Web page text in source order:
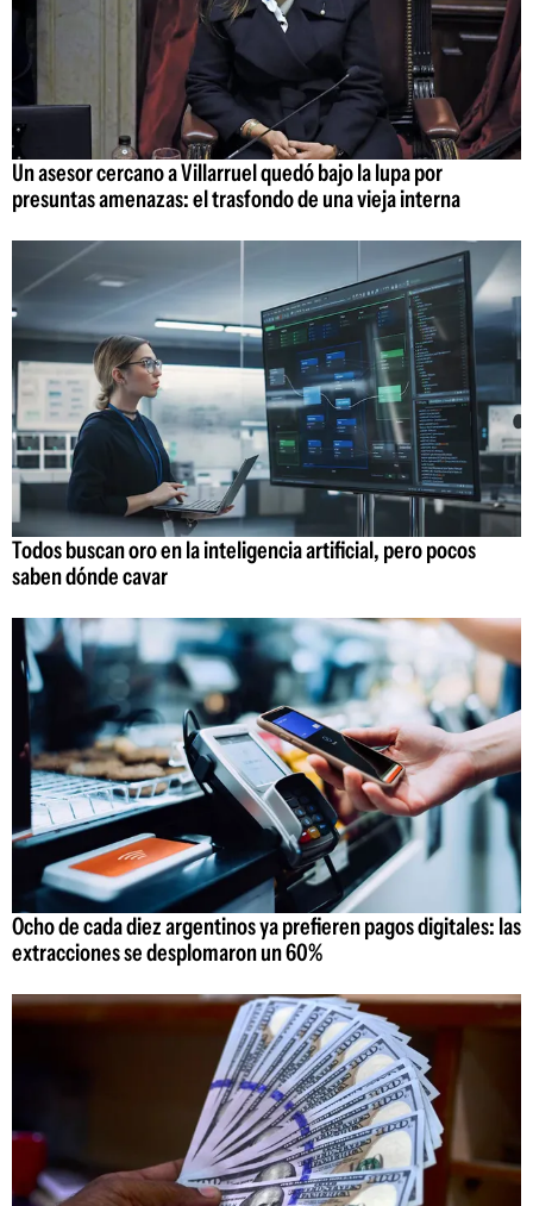
Un asesor cercano a Villarruel quedó bajo la lupa por
presuntas amenazas: el trasfondo de una vieja interna
Todos buscan oro en la inteligencia artificial, pero pocos
saben dónde cavar
Ocho de cada diez argentinos ya prefieren pagos digitales: las
extracciones se desplomaron un 60%